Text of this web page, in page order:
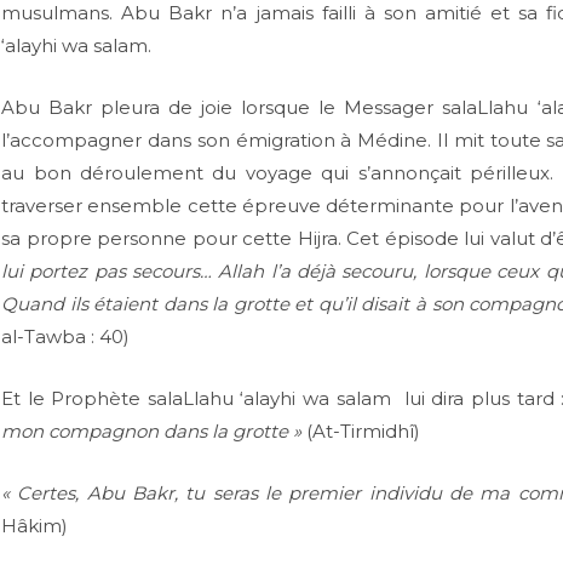
musulmans. Abu Bakr n’a jamais failli à son amitié et sa
‘alayhi wa salam.
Abu Bakr pleura de joie lorsque le Messager salaLlahu
l’accompagner dans son émigration à Médine. Il mit toute
au bon déroulement du voyage qui s’annonçait
traverser ensemble cette épreuve déterminante pour
sa propre personne pour cette Hijra. Cet épisode lui valut
lui portez pas secours… Allah l’a déjà secouru, lorsque ceux
Quand ils étaient dans la grotte et qu’il disait à son
al-Tawba : 40)
Et le Prophète salaLlahu ‘alayhi wa salam lui dira plus tard :
mon compagnon dans la grotte » (At-Tirmidhî)
« Certes, Abu Bakr, tu seras le premier individu de ma
Hâkim)